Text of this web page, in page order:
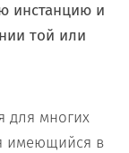
инстанцию и
той или
для многих
имеющийся в